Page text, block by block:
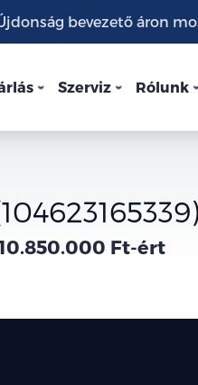
bevezető áron
Szerviz Rólunk
Ft-ért